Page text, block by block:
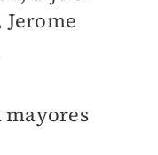
Jerome
mayores